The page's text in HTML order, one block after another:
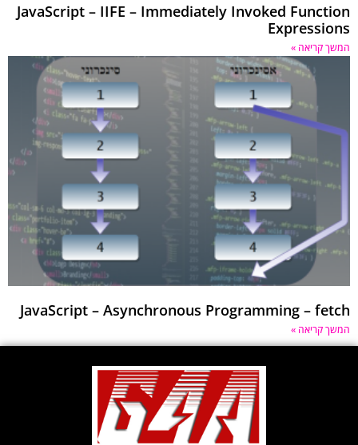
JavaScript – IIFE – Immediately Invoked Function
Expressions
המשך קריאה »
JavaScript – Asynchronous Programming – fetch
המשך קריאה »